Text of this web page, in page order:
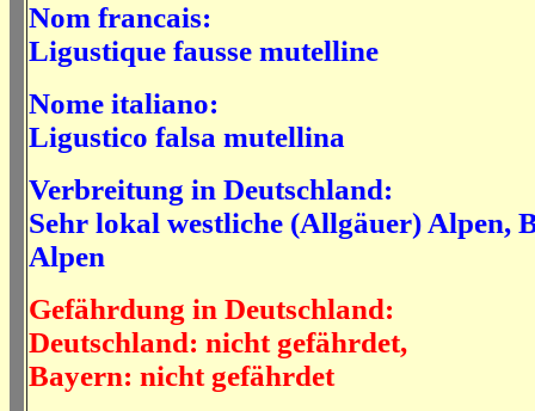
Nom francais:
Ligustique fausse mutelline
Nome italiano:
Ligustico falsa mutellina
Verbreitung in Deutschland:
Sehr lokal westliche (Allgäuer) Alpen,
Alpen
Gefährdung in Deutschland:
Deutschland: nicht gefährdet,
Bayern: nicht gefährdet